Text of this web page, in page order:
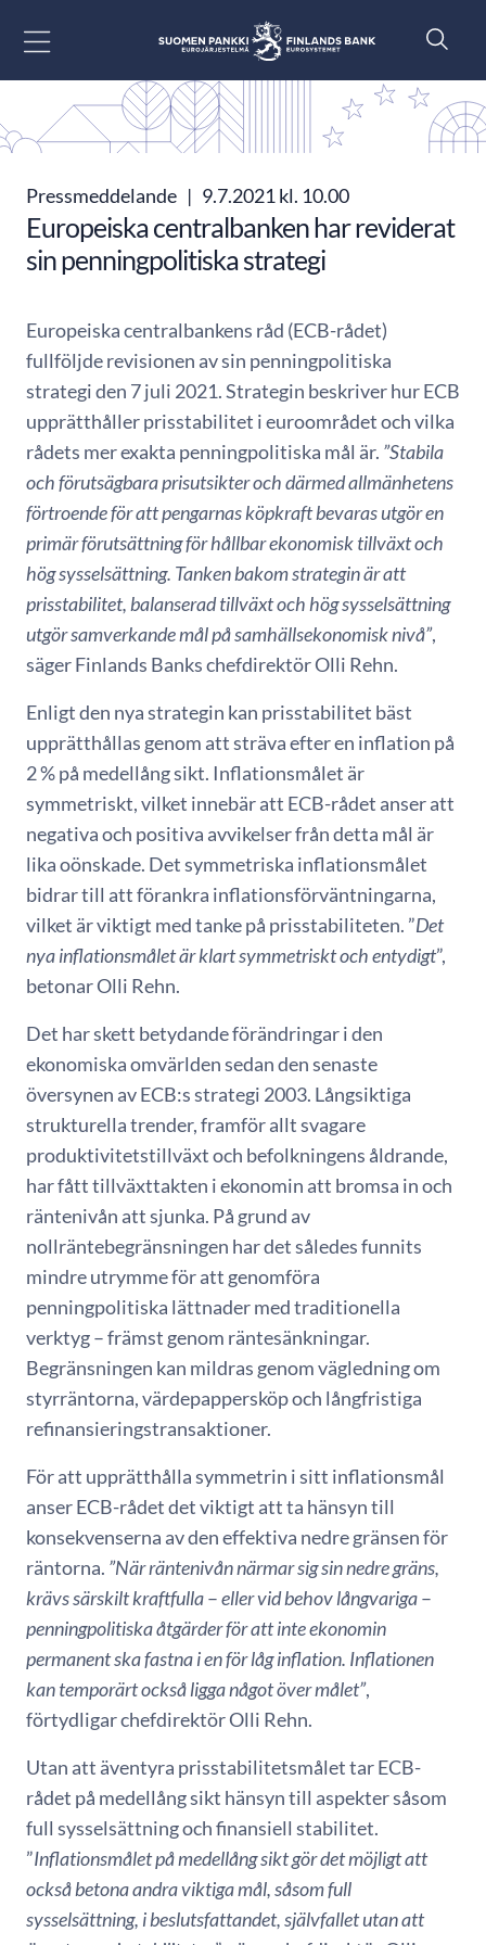
Pressmeddelande | 9.7.2021 kl. 10.00
Europeiska centralbanken har reviderat
sin penningpolitiska strategi
Europeiska centralbankens råd (ECB-rådet)
fullföljde revisionen av sin penningpolitiska
strategi den 7 juli 2021. Strategin beskriver hur ECB
upprätthåller prisstabilitet i euroområdet och vilka
rådets mer exakta penningpolitiska mål är. ”Stabila
och förutsägbara prisutsikter och därmed allmänhetens
förtroende för att pengarnas köpkraft bevaras utgör en
primär förutsättning för hållbar ekonomisk tillväxt och
hög sysselsättning. Tanken bakom strategin är att
prisstabilitet, balanserad tillväxt och hög sysselsättning
utgör samverkande mål på samhällsekonomisk nivå”,
säger Finlands Banks chefdirektör Olli Rehn.
Enligt den nya strategin kan prisstabilitet bäst
upprätthållas genom att sträva efter en inflation på
2 % på medellång sikt. Inflationsmålet är
symmetriskt, vilket innebär att ECB-rådet anser att
negativa och positiva avvikelser från detta mål är
lika oönskade. Det symmetriska inflationsmålet
bidrar till att förankra inflationsförväntningarna,
vilket är viktigt med tanke på prisstabiliteten. ”Det
nya inflationsmålet är klart symmetriskt och entydigt”,
betonar Olli Rehn.
Det har skett betydande förändringar i den
ekonomiska omvärlden sedan den senaste
översynen av ECB:s strategi 2003. Långsiktiga
strukturella trender, framför allt svagare
produktivitetstillväxt och befolkningens åldrande,
har fått tillväxttakten i ekonomin att bromsa in och
räntenivån att sjunka. På grund av
nollräntebegränsningen har det således funnits
mindre utrymme för att genomföra
penningpolitiska lättnader med traditionella
verktyg – främst genom räntesänkningar.
Begränsningen kan mildras genom vägledning om
styrräntorna, värdepappersköp och långfristiga
refinansieringstransaktioner.
För att upprätthålla symmetrin i sitt inflationsmål
anser ECB-rådet det viktigt att ta hänsyn till
konsekvenserna av den effektiva nedre gränsen för
räntorna. ”När räntenivån närmar sig sin nedre gräns,
krävs särskilt kraftfulla–eller vid behov långvariga–
penningpolitiska åtgärder för att inte ekonomin
permanent ska fastna i en för låg inflation. Inflationen
kan temporärt också ligga något över målet”,
förtydligar chefdirektör Olli Rehn.
Utan att äventyra prisstabilitetsmålet tar ECB-
rådet på medellång sikt hänsyn till aspekter såsom
full sysselsättning och finansiell stabilitet.
”Inflationsmålet på medellång sikt gör det möjligt att
också betona andra viktiga mål, såsom full
sysselsättning, i beslutsfattandet, självfallet utan att